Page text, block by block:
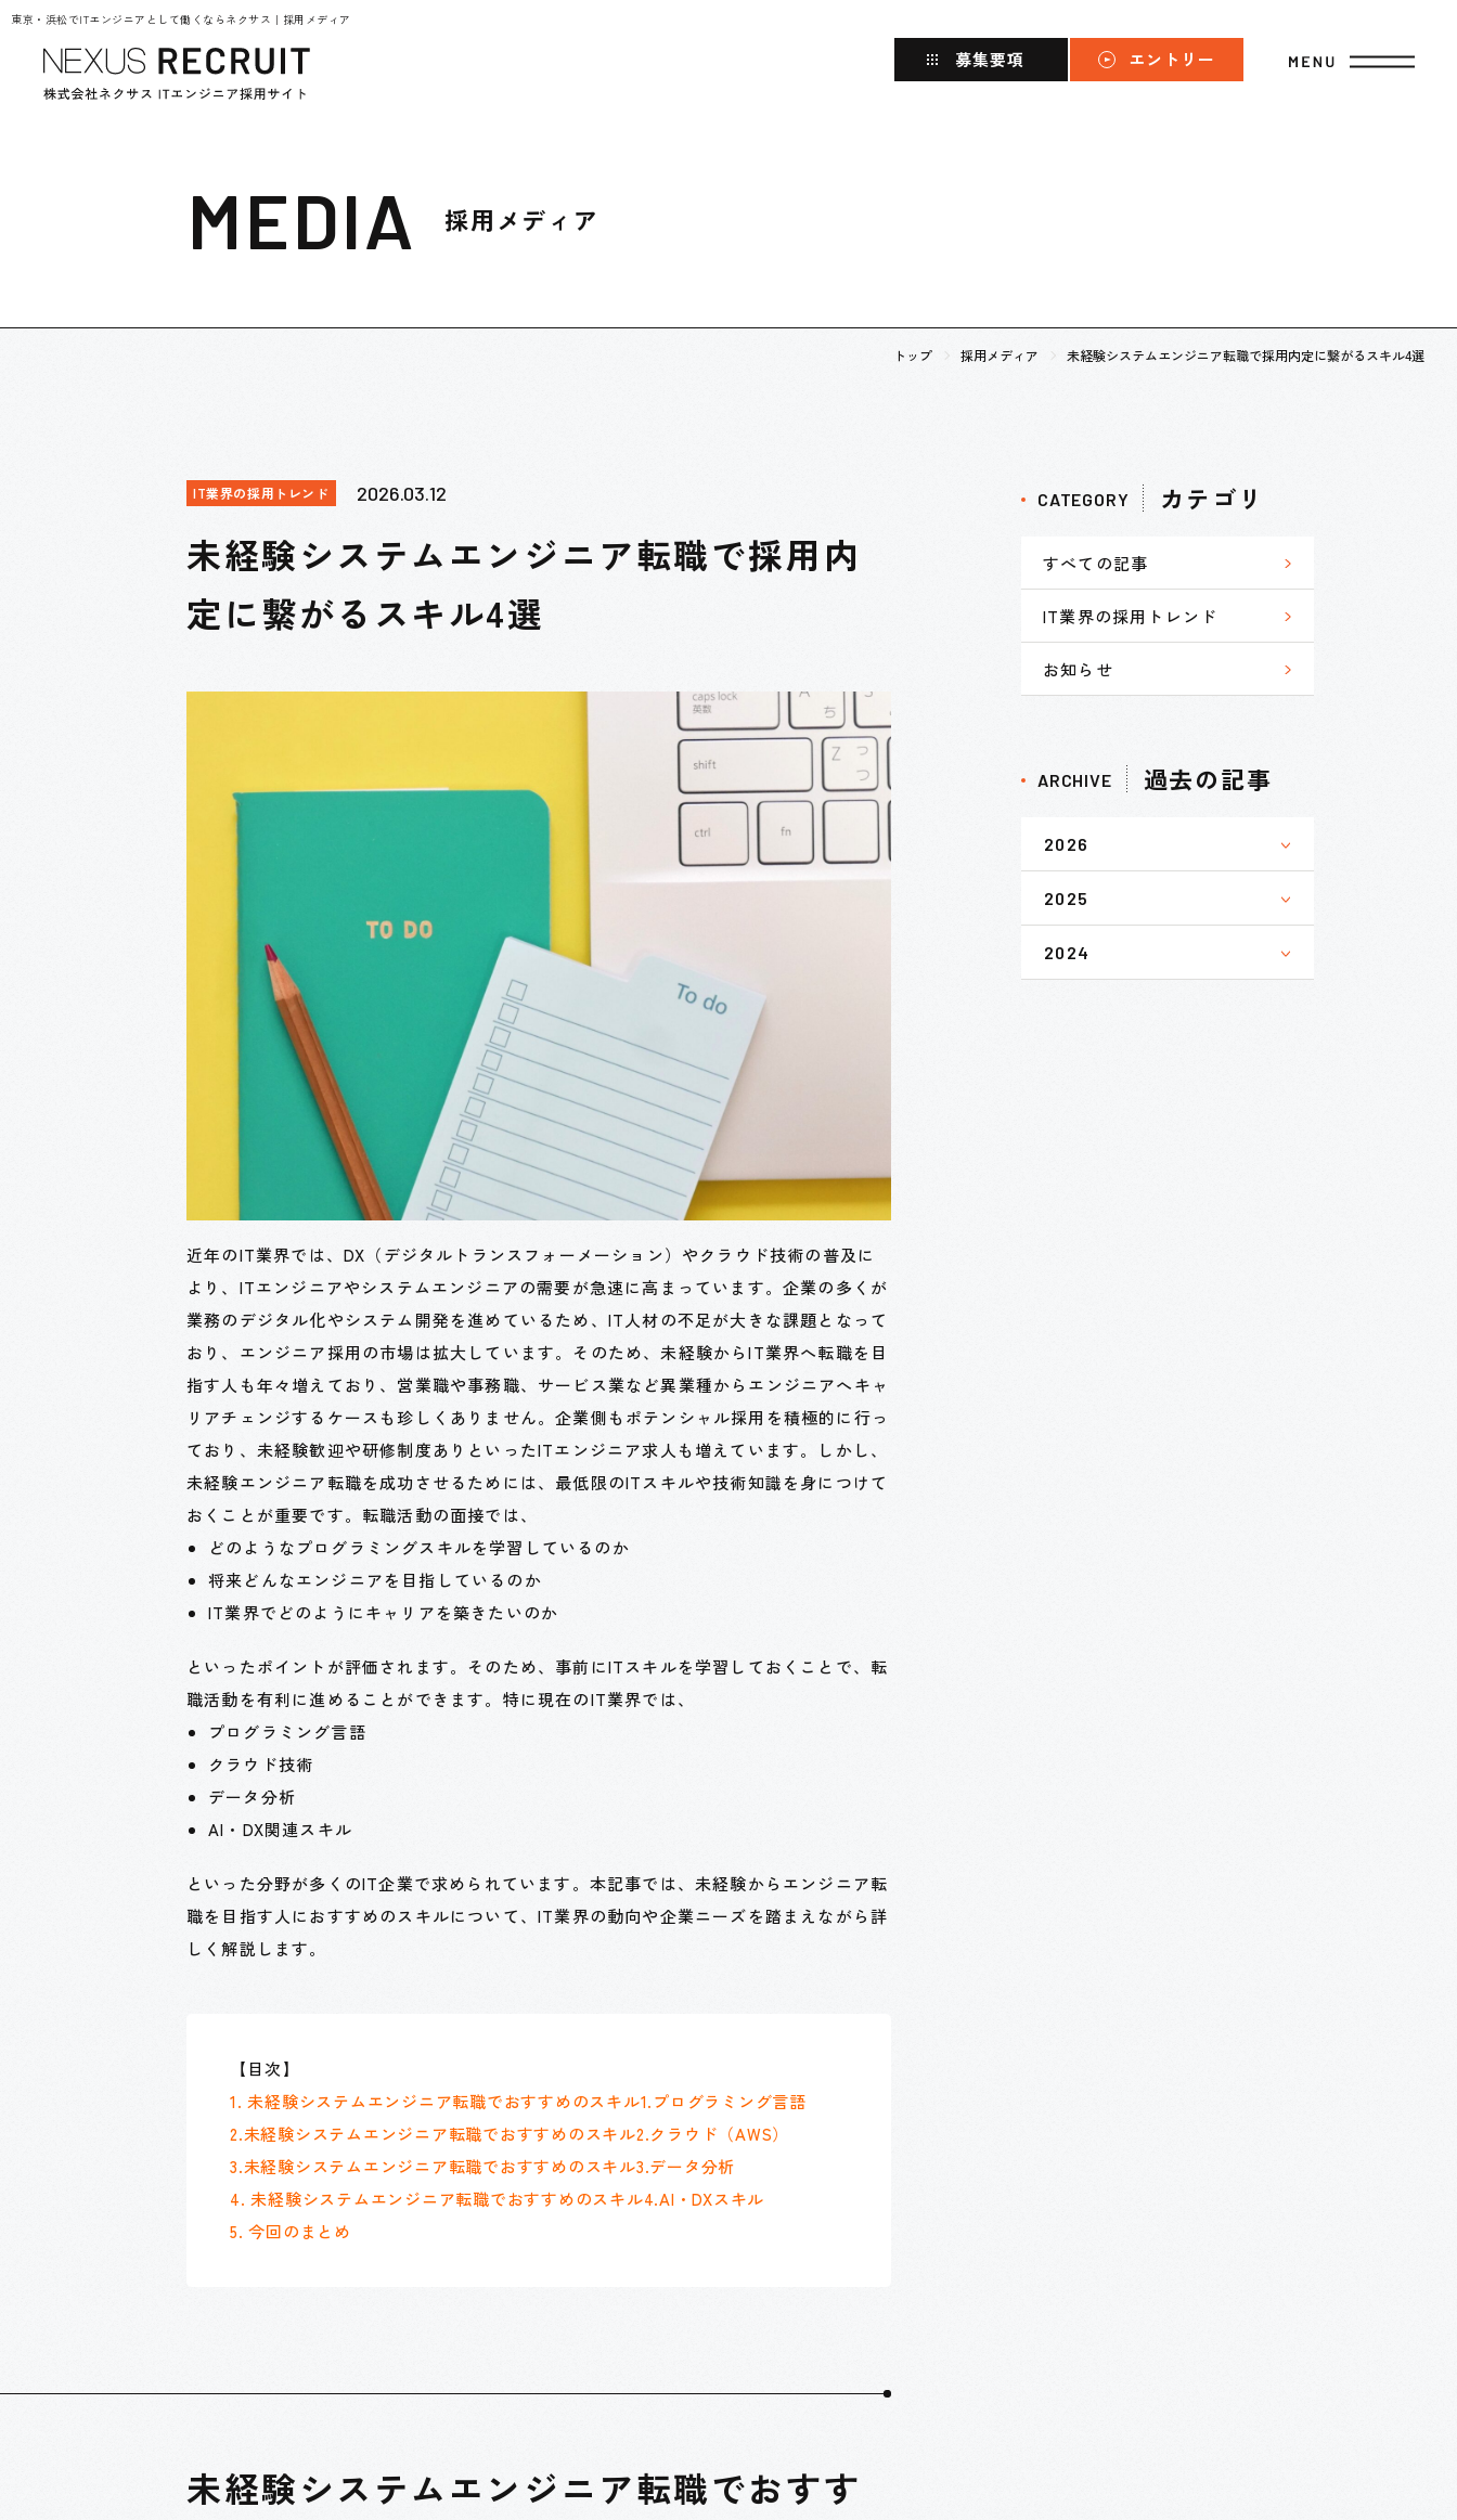
東京・浜松でITエンジニアとして働くならネクサス｜採用メディア
募集要項 エントリー
MEDIA 採用メディア
トップ 採用メディア 未経験システムエンジニア転職で採用内定に繋がるスキル4選
IT業界の採用トレンド 2026.03.12
未経験システムエンジニア転職で採用内
定に繋がるスキル4選
近年のIT業界では、DX（デジタルトランスフォーメーション）やクラウド技術の普及に
より、ITエンジニアやシステムエンジニアの需要が急速に高まっています。企業の多くが
業務のデジタル化やシステム開発を進めているため、IT人材の不足が大きな課題となって
おり、エンジニア採用の市場は拡大しています。そのため、未経験からIT業界へ転職を目
指す人も年々増えており、営業職や事務職、サービス業など異業種からエンジニアへキャ
リアチェンジするケースも珍しくありません。企業側もポテンシャル採用を積極的に行っ
ており、未経験歓迎や研修制度ありといったITエンジニア求人も増えています。しかし、
未経験エンジニア転職を成功させるためには、最低限のITスキルや技術知識を身につけて
おくことが重要です。転職活動の面接では、
どのようなプログラミングスキルを学習しているのか
将来どんなエンジニアを目指しているのか
IT業界でどのようにキャリアを築きたいのか
といったポイントが評価されます。そのため、事前にITスキルを学習しておくことで、転
職活動を有利に進めることができます。特に現在のIT業界では、
プログラミング言語
クラウド技術
データ分析
AI・DX関連スキル
といった分野が多くのIT企業で求められています。本記事では、未経験からエンジニア転
職を目指す人におすすめのスキルについて、IT業界の動向や企業ニーズを踏まえながら詳
しく解説します。
【目次】
1. 未経験システムエンジニア転職でおすすめのスキル1.プログラミング言語
2.未経験システムエンジニア転職でおすすめのスキル2.クラウド（AWS）
3.未経験システムエンジニア転職でおすすめのスキル3.データ分析
4. 未経験システムエンジニア転職でおすすめのスキル4.AI・DXスキル
5. 今回のまとめ
未経験システムエンジニア転職でおすす
CATEGORY カテゴリ
すべての記事
IT業界の採用トレンド
お知らせ
ARCHIVE 過去の記事
2026
2025
2024